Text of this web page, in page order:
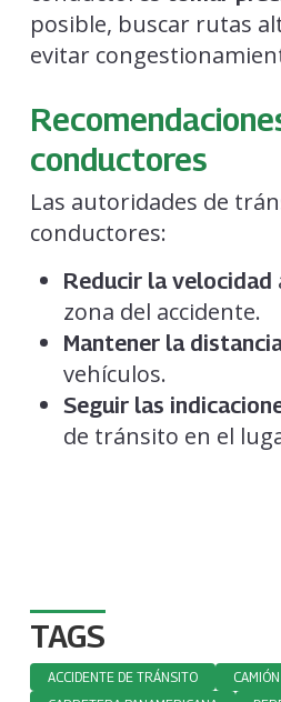
posible, buscar rutas
evitar
conductores
Las autoridades de
conductores:
Reducir la velocidad
zona del accidente.
Mantener la
vehículos.
Seguir las
de tránsito en el
TAGS
ACCIDENTE DE TRÁNSITO